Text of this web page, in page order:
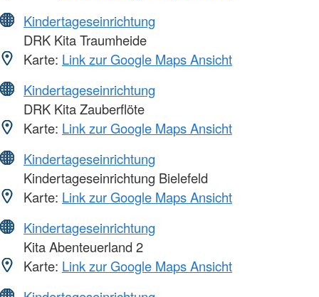
Kindertageseinrichtung
DRK Kita Traumheide
Karte: Link zur Google Maps Ansicht
Kindertageseinrichtung
DRK Kita Zauberflöte
Karte: Link zur Google Maps Ansicht
Kindertageseinrichtung
Kindertageseinrichtung Bielefeld
Karte: Link zur Google Maps Ansicht
Kindertageseinrichtung
Kita Abenteuerland 2
Karte: Link zur Google Maps Ansicht